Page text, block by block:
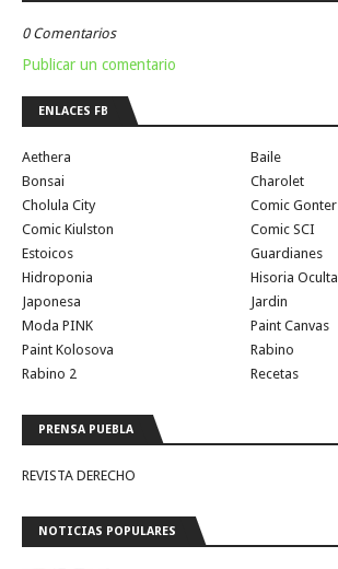
0 Comentarios
Publicar un comentario
ENLACES FB
Aethera
Baile
Bonsai
Charolet
Cholula City
Comic Gonter
Comic Kiulston
Comic SCI
Estoicos
Guardianes
Hidroponia
Hisoria Oculta
Japonesa
Jardin
Moda PINK
Paint Canvas
Paint Kolosova
Rabino
Rabino 2
Recetas
PRENSA PUEBLA
REVISTA DERECHO
NOTICIAS POPULARES